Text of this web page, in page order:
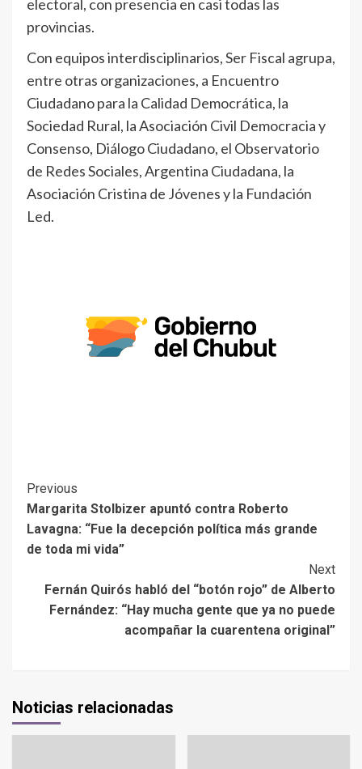
electoral, con presencia en casi todas las
provincias.
Con equipos interdisciplinarios, Ser Fiscal agrupa,
entre otras organizaciones, a Encuentro
Ciudadano para la Calidad Democrática, la
Sociedad Rural, la Asociación Civil Democracia y
Consenso, Diálogo Ciudadano, el Observatorio
de Redes Sociales, Argentina Ciudadana, la
Asociación Cristina de Jóvenes y la Fundación
Led.
Previous
Margarita Stolbizer apuntó contra Roberto
Lavagna: “Fue la decepción política más grande
de toda mi vida”
Next
Fernán Quirós habló del “botón rojo” de Alberto
Fernández: “Hay mucha gente que ya no puede
acompañar la cuarentena original”
Noticias relacionadas